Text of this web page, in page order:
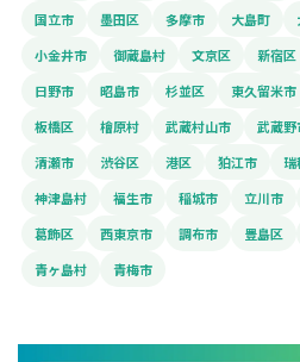
国立市
墨田区 多摩市 大島町
小金井市
御蔵島村 文京区 新宿区
日野市
昭島市 杉並区 東久留米市
板橋区
檜原村 武蔵村山市 武蔵野
清瀬市
渋谷区 港区 狛江市 瑞
神津島村
福生市 稲城市 立川市
葛飾区
西東京市 調布市 豊島区
青ヶ島村
青梅市